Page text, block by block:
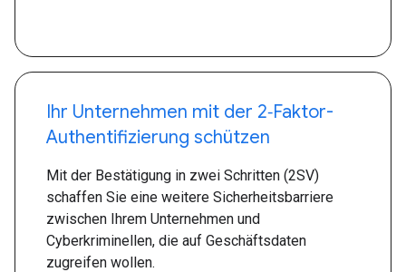
Ihr Unternehmen mit der 2‑Faktor-
Authentifizierung schützen
Mit der Bestätigung in zwei Schritten (2SV)
schaffen Sie eine weitere Sicherheitsbarriere
zwischen Ihrem Unternehmen und
Cyberkriminellen, die auf Geschäftsdaten
zugreifen wollen.